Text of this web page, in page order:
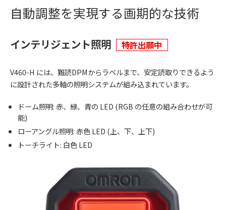
自動調整を実現する画期的な技術
インテリジェント照明 特許出願中
V460-H には、難読DPMからラベルまで、安定読取りできるよう
に設計された多軸の照明システムが組み込まれています。
ドーム照明: 赤、緑、青の LED (RGB の任意の組み合わせが可
能)
ローアングル照明: 赤色 LED (上、下、上下)
トーチライト: 白色 LED